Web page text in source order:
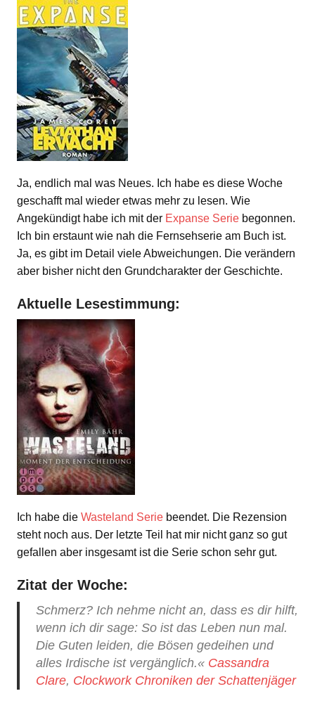
Ja, endlich mal was Neues. Ich habe es diese Woche
geschafft mal wieder etwas mehr zu lesen. Wie
Angekündigt habe ich mit der Expanse Serie begonnen.
Ich bin erstaunt wie nah die Fernsehserie am Buch ist.
Ja, es gibt im Detail viele Abweichungen. Die verändern
aber bisher nicht den Grundcharakter der Geschichte.
Aktuelle Lesestimmung:
Ich habe die Wasteland Serie beendet. Die Rezension
steht noch aus. Der letzte Teil hat mir nicht ganz so gut
gefallen aber insgesamt ist die Serie schon sehr gut.
Zitat der Woche:
Schmerz? Ich nehme nicht an, dass es dir hilft,
wenn ich dir sage: So ist das Leben nun mal.
Die Guten leiden, die Bösen gedeihen und
alles Irdische ist vergänglich.« Cassandra
Clare, Clockwork Chroniken der Schattenjäger